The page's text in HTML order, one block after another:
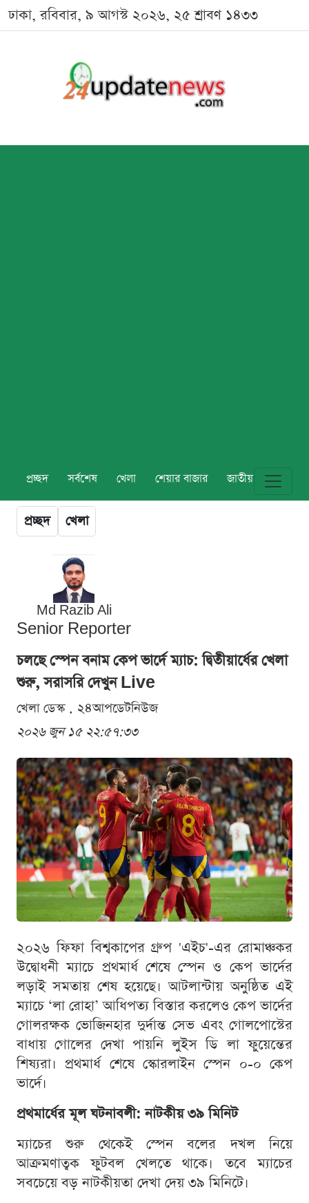
ঢাকা, রবিবার, ৯ আগস্ট ২০২৬, ২৫ শ্রাবণ ১৪৩৩
প্রচ্ছদ সর্বশেষ খেলা শেয়ার বাজার জাতীয় বিশ্ব
প্রচ্ছদ খেলা
Md Razib Ali
Senior Reporter
চলছে স্পেন বনাম কেপ ভার্দে ম্যাচ: দ্বিতীয়ার্ধের খেলা
শুরু, সরাসরি দেখুন Live
খেলা ডেস্ক . ২৪আপডেটনিউজ
২০২৬ জুন ১৫ ২২:৫৭:৩৩
২০২৬ ফিফা বিশ্বকাপের গ্রুপ 'এইচ'-এর রোমাঞ্চকর
উদ্বোধনী ম্যাচে প্রথমার্ধ শেষে স্পেন ও কেপ ভার্দের
লড়াই সমতায় শেষ হয়েছে। আটলান্টায় অনুষ্ঠিত এই
ম্যাচে ‘লা রোহা’ আধিপত্য বিস্তার করলেও কেপ ভার্দের
গোলরক্ষক ভোজিনহার দুর্দান্ত সেভ এবং গোলপোস্টের
বাধায় গোলের দেখা পায়নি লুইস ডি লা ফুয়েন্তের
শিষ্যরা। প্রথমার্ধ শেষে স্কোরলাইন স্পেন ০-০ কেপ
ভার্দে।
প্রথমার্ধের মূল ঘটনাবলী: নাটকীয় ৩৯ মিনিট
ম্যাচের শুরু থেকেই স্পেন বলের দখল নিয়ে
আক্রমণাত্বক ফুটবল খেলতে থাকে। তবে ম্যাচের
সবচেয়ে বড় নাটকীয়তা দেখা দেয় ৩৯ মিনিটে।